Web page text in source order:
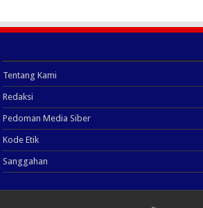
Tentang Kami
Redaksi
Pedoman Media Siber
Kode Etik
Sanggahan